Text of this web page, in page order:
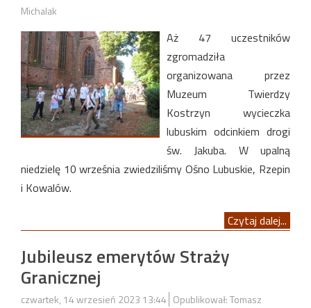
Michalak
Aż 47 uczestników
zgromadziła
organizowana przez
Muzeum Twierdzy
Kostrzyn wycieczka
lubuskim odcinkiem drogi
św. Jakuba. W upalną
niedzielę 10 września zwiedziliśmy Ośno Lubuskie, Rzepin
i Kowalów.
Czytaj dalej...
Jubileusz emerytów Straży
Granicznej
czwartek, 14 wrzesień 2023 13:44 Opublikował: Tomasz